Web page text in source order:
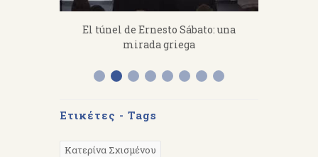
El túnel de Ernesto Sábato: una
mirada griega
Ετικέτες - Tags
Κατερίνα Σχισμένου